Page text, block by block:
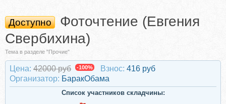
Доступно
Фоточтение (Евгения
Свербихина)
Тема в разделе "Прочие"
Цена: 42000 руб -100% Взнос: 416 руб
Организатор: БаракОбама
Список участников складчины: